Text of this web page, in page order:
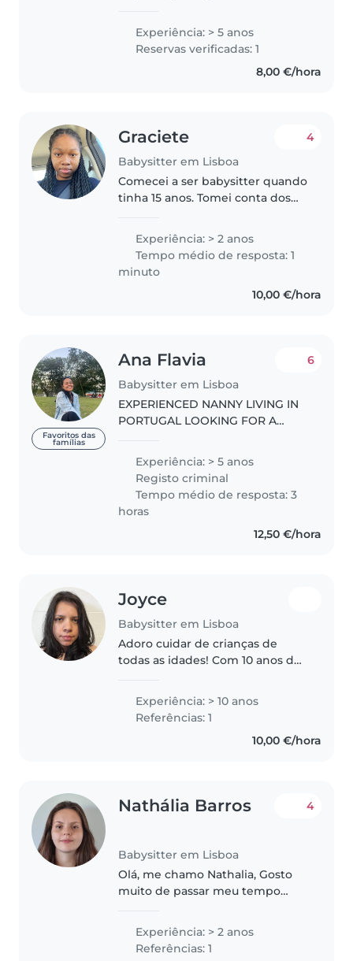
de Lisboa. Estou livre aos fins de
semana. Não hesite em
contactar-me caso queira mais..
Experiência: > 5 anos
Reservas verificadas: 1
8,00 €/hora
Graciete
Babysitter em Lisboa
4
Comecei a ser babysitter quando
tinha 15 anos. Tomei conta dos
amigo e dos filhos dos meus
vizinhos. Agora trabalho como
babysitter a tempo integral,
porque..
Experiência: > 2 anos
Tempo médio de resposta: 1
minuto
10,00 €/hora
Favoritos das
famílias
Ana Flavia
Babysitter em Lisboa
6
EXPERIENCED NANNY LIVING IN
PORTUGAL LOOKING FOR A
(MORNINGS) Hello parents, my
name is Ana and I've moved to
Portugal after 3 years working as
an Aupair ( EUA,..
Experiência: > 5 anos
Registo criminal
Tempo médio de resposta: 3
horas
12,50 €/hora
Joyce
Babysitter em Lisboa
Adoro cuidar de crianças de
todas as idades! Com 10 anos de
desenhar, ler, trabalhos manuais,
música e jogos. Estou
Experiência: > 10 anos
Referências: 1
10,00 €/hora
Nathália Barros
Babysitter em Lisboa
4
Olá, me chamo Nathalia, Gosto
muito de passar meu tempo
que entretenham, gosto de
jogos, atividades da escola,
Experiência: > 2 anos
Referências: 1